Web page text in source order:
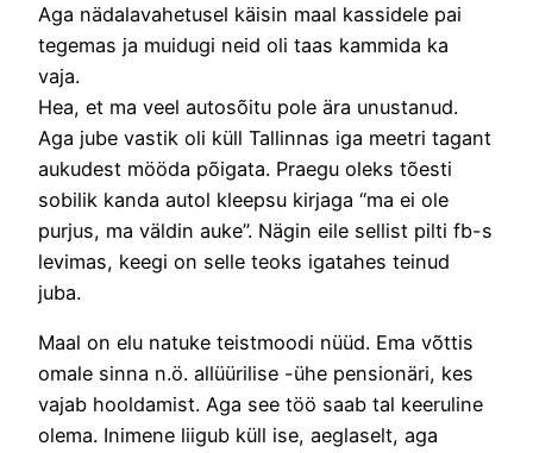
Aga nädalavahetusel käisin maal kassidele pai
tegemas ja muidugi neid oli taas kammida ka
vaja.
Hea, et ma veel autosõitu pole ära unustanud.
Aga jube vastik oli küll Tallinnas iga meetri tagant
aukudest mööda põigata. Praegu oleks tõesti
sobilik kanda autol kleepsu kirjaga “ma ei ole
purjus, ma väldin auke”. Nägin eile sellist pilti fb-s
levimas, keegi on selle teoks igatahes teinud
juba.
Maal on elu natuke teistmoodi nüüd. Ema võttis
omale sinna n.ö. allüürilise -ühe pensionäri, kes
vajab hooldamist. Aga see töö saab tal keeruline
olema. Inimene liigub küll ise, aeglaselt, aga